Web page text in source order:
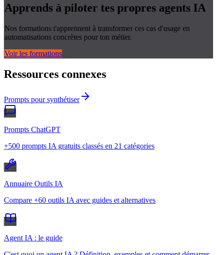
Apprends à piloter tes propres agents IA
Nos formations t'apprennent à transformer ces cas d'usage en
automatisations concrètes pour ton métier.
Voir les formations
Ressources connexes
Prompts pour synthétiser
Prompts ChatGPT
+500 prompts IA gratuits classés en 21 catégories
Annuaire Outils IA
Compare +60 outils IA avec guides et alternatives
Agent IA : le guide